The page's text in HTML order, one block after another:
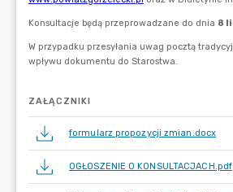
ZAŁĄCZNIKI
formularz propozycji zmian.docx
OGŁOSZENIE O KONSULTACJACH.pdf